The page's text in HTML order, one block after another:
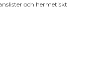
och hermetiskt